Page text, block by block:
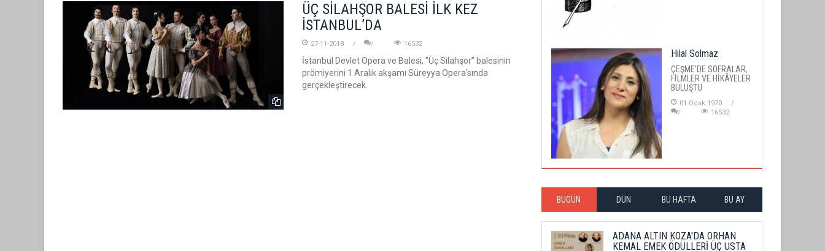
ÜÇ SİLAHŞOR BALESİ İLK KEZ
İSTANBUL’DA
27-11-2018 16532
İstanbul Devlet Opera ve Balesi, ‘’Üç Silahşor’’ balesinin
prömiyerini 1 Aralık akşamı Süreyya Opera'sında
gerçekleştirecek.
Hilal Solmaz
ÇEŞME'DE SOFRALAR,
FİLMLER VE HİKÂYELER
BULUŞTU
01 Ocak 1970
16532
BUGÜN DÜN BU HAFTA BU AY
ADANA ALTIN KOZA'DA ORHAN
KEMAL EMEK ÖDÜLLERİ ÜÇ USTA